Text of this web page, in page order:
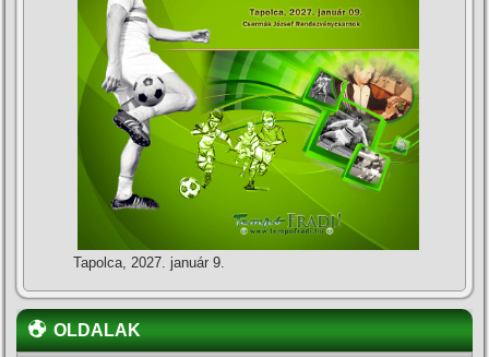
Tapolca, 2027. január 9.
OLDALAK